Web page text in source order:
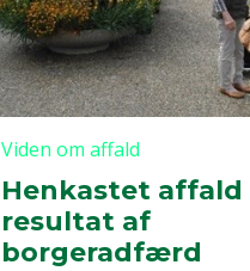
Viden om affald
Henkastet affald
resultat af
borgeradfærd